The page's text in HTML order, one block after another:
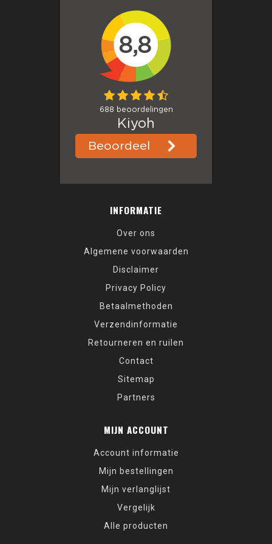
INFORMATIE
Over ons
Algemene voorwaarden
Disclaimer
Privacy Policy
Betaalmethoden
Verzendinformatie
Retourneren en ruilen
Contact
Sitemap
Partners
MIJN ACCOUNT
Account informatie
Mijn bestellingen
Mijn verlanglijst
Vergelijk
Alle producten